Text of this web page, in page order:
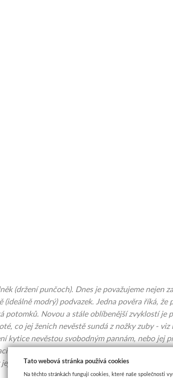
(držení punčoch). Dnes je považujeme nejen
modrý) podvazek. Jedna pověra říká, že
potomků. Novou a stále oblíbenější zvyklostí je
co jej ženich nevěstě sundá z nožky zuby - viz
kytice nevěstou svobodným pannám, nebo jej
svatby, může být také jednou z maličkostí,
ženich ve svatební noc nevěstě sundal zuby :),
Tato webová stránka používá cookies
Na těchto stránkách fungují cookies, které naše společnosti